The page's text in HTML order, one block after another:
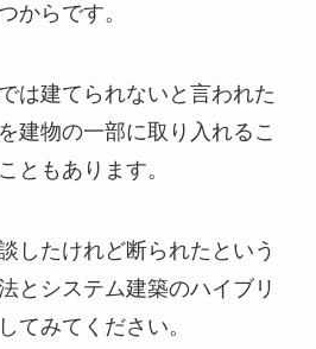
からです。
は建てられないと言われた
建物の一部に取り入れるこ
ともあります。
したけれど断られたという
とシステム建築のハイブリ
てみてください。